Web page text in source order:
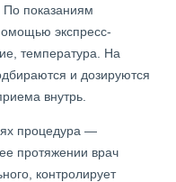
показаниям
экспресс-
температура. На
и дозируются
внутрь.
процедура —
протяжении врач
контролирует